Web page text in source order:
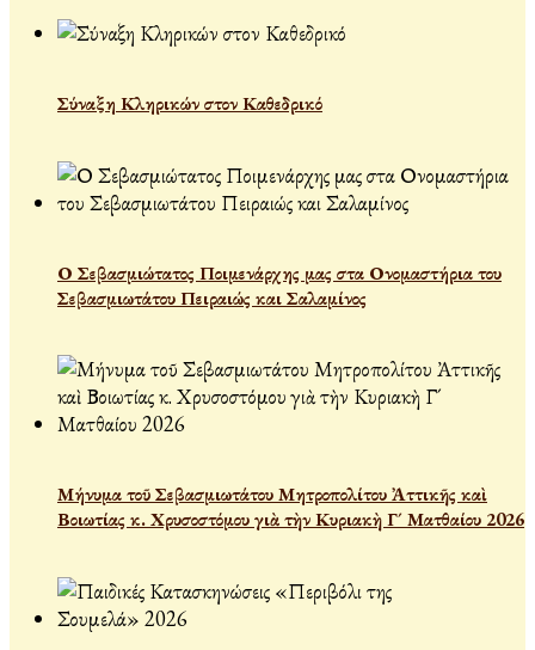
Σύναξη Κληρικών στον Καθεδρικό
Ο Σεβασμιώτατος Ποιμενάρχης μας στα Ονομαστήρια του
Σεβασμιωτάτου Πειραιώς και Σαλαμίνος
Μήνυμα τοῦ Σεβασμιωτάτου Μητροπολίτου Ἀττικῆς καὶ
Βοιωτίας κ. Χρυσοστόμου γιὰ τὴν Κυριακὴ Γ´ Ματθαίου 2026